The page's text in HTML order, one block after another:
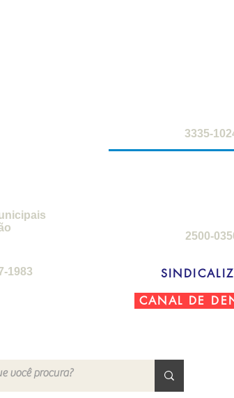
3335-
2500-
1983
CANAL DE